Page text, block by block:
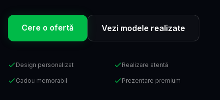
Cere o ofertă Vezi modele realizate
Design personalizat Realizare atentă
Cadou memorabil Prezentare premium
Realizat la comandă
Detalii personalizate